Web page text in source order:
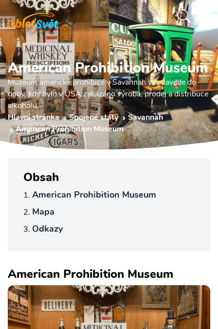
American Prohibition Museum
Muzeum americké prohibice v Savannah vás zavede do
doby, kdy bylo v USA zakázáno výroba, prodej a distribuce
alkoholu.
Hlavní stránka
Spojené státy
Savannah
American Prohibition Museum
Obsah
American Prohibition Museum
Mapa
Odkazy
American Prohibition Museum